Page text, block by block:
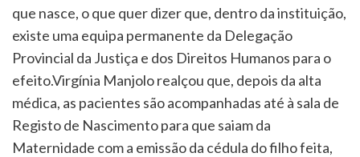
que nasce, o que quer dizer que, dentro da instituição,
existe uma equipa permanente da Delegação
Provincial da Justiça e dos Direitos Humanos para o
efeito.Virgínia Manjolo realçou que, depois da alta
médica, as pacientes são acompanhadas até à sala de
Registo de Nascimento para que saiam da
Maternidade com a emissão da cédula do filho feita,